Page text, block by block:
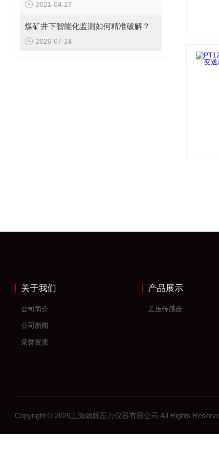
2021-04-27
煤矿井下智能化监测如何精准破解？
2026-07-24
关于我们
公司简介
公司新闻
荣誉资质
产品展示
差压传感器
Copyright © 2026上海朝辉压力仪器有限公司 All Rights